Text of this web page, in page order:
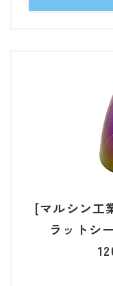
[マルシン工
ラットシ